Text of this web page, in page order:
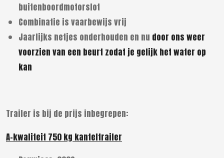
buitenboordmotorslot
Combinatie is vaarbewijs vrij
Jaarlijks netjes onderhouden en nu door ons weer
voorzien van een beurt zodat je gelijk het water op
kan
Trailer is bij de prijs inbegrepen:
A-kwaliteit 750 kg kanteltrailer